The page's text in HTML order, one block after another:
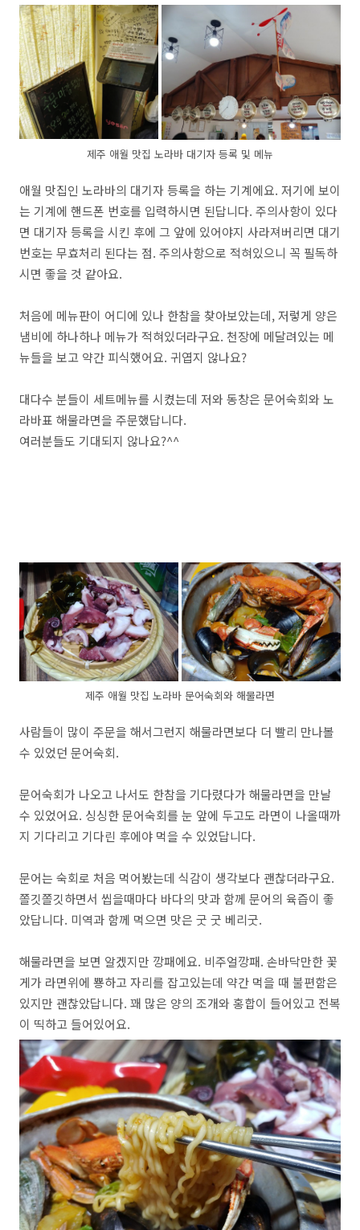
제주 애월 맛집 노라바 대기자 등록 및 메뉴
애월 맛집인 노라바의 대기자 등록을 하는 기계에요. 저기에 보이
는 기계에 핸드폰 번호를 입력하시면 된답니다. 주의사항이 있다
면 대기자 등록을 시킨 후에 그 앞에 있어야지 사라져버리면 대기
번호는 무효처리 된다는 점. 주의사항으로 적혀있으니 꼭 필독하
시면 좋을 것 같아요.
처음에 메뉴판이 어디에 있나 한참을 찾아보았는데, 저렇게 양은
냄비에 하나하나 메뉴가 적혀있더라구요. 천장에 메달려있는 메
뉴들을 보고 약간 피식했어요. 귀엽지 않나요?
대다수 분들이 세트메뉴를 시켰는데 저와 동창은 문어숙회와 노
라바표 해물라면을 주문했답니다.
여러분들도 기대되지 않나요?^^
제주 애월 맛집 노라바 문어숙회와 해물라면
사람들이 많이 주문을 해서그런지 해물라면보다 더 빨리 만나볼
수 있었던 문어숙회.
문어숙회가 나오고 나서도 한참을 기다렸다가 해물라면을 만날
수 있었어요. 싱싱한 문어숙회를 눈 앞에 두고도 라면이 나올때까
지 기다리고 기다린 후에야 먹을 수 있었답니다.
문어는 숙회로 처음 먹어봤는데 식감이 생각보다 괜찮더라구요.
쫄깃쫄깃하면서 씹을때마다 바다의 맛과 함께 문어의 육즙이 좋
았답니다. 미역과 함께 먹으면 맛은 굿 굿 베리굿.
해물라면을 보면 알겠지만 깡패에요. 비주얼깡패. 손바닥만한 꽃
게가 라면위에 뿅하고 자리를 잡고있는데 약간 먹을 때 불편함은
있지만 괜찮았답니다. 꽤 많은 양의 조개와 홍합이 들어있고 전복
이 띡하고 들어있어요.